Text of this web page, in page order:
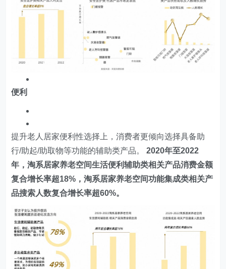
便利
提升老人居家便利性选择上，消费者更倾向选择具备助
行/助起/助取物等功能的辅助类产品。2020年至2022
年，淘系居家养老空间生活便利辅助类相关产品消费金额
复合增长率超18%，淘系居家养老空间功能集成类相关产
品搜索人数复合增长率超60%。